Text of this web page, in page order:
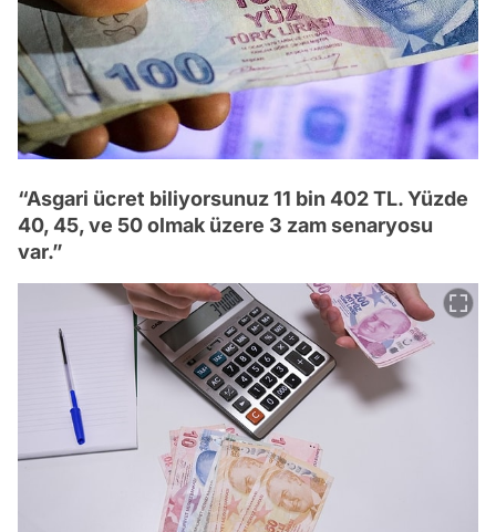
“Asgari ücret biliyorsunuz 11 bin 402 TL. Yüzde
40, 45, ve 50 olmak üzere 3 zam senaryosu
var.”